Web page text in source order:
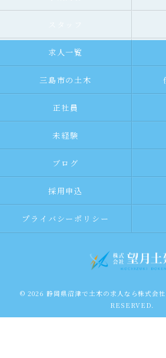
求人一覧
三島市の土木
正社員
未経験
ブログ
採用申込
プライバシーポリシー
© 2026 静岡県沼津で土木の求人なら株式会
RESERVED.